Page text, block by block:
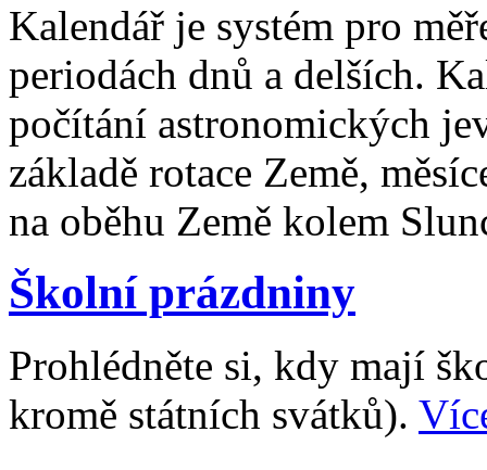
Kalendář je systém pro
periodách dnů a delších.
počítání astronomických
základě rotace Země,
na oběhu Země kolem
Školní prázdniny
Prohlédněte si, kdy mají
kromě státních svátků).